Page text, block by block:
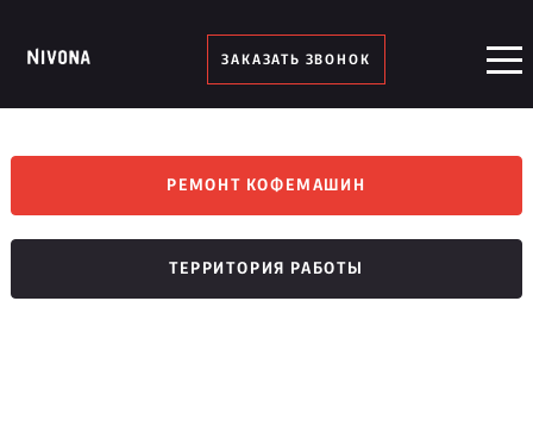
ЗАКАЗАТЬ ЗВОНОК
РЕМОНТ КОФЕМАШИН
ТЕРРИТОРИЯ РАБОТЫ